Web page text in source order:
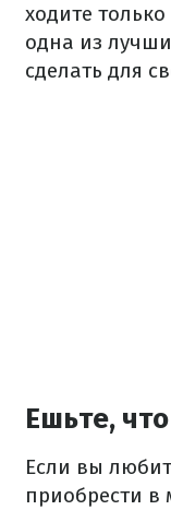
ходите
одна из
сделать для
Ешьте,
Если вы
приобрести в